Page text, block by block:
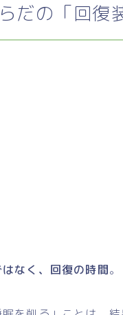
だの「回復
なく、回復の時間。